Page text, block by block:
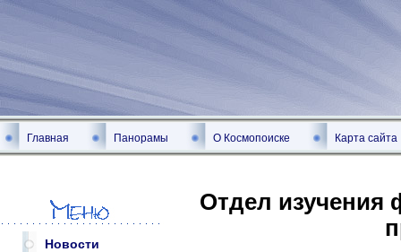
Главная Панорамы О Космопоиске Карта сайта
Новости
Отдел изучения